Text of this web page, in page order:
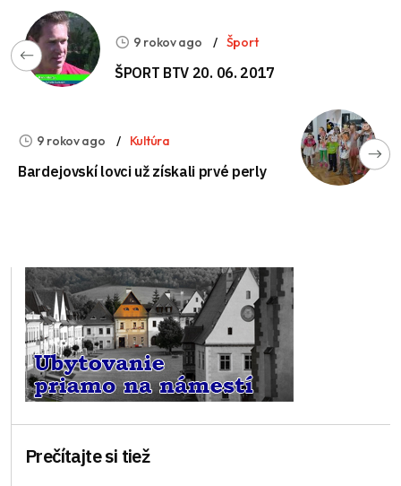
9 rokov ago Šport
ŠPORT BTV 20. 06. 2017
9 rokov ago Kultúra
Bardejovskí lovci už získali prvé perly
Prečítajte si tiež